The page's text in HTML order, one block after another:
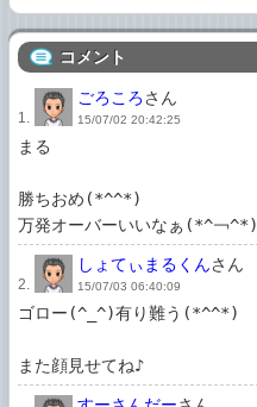
コメント
1.
ごろころさん
15/07/02 20:42:25
まる
勝ちおめ(*^^*)
万発オーバーいいなぁ(*^￢^*)
2.
しょてぃまるくんさん
15/07/03 06:40:09
ゴロー(^_^)有り難う(*^^*)
また顔見せてね♪